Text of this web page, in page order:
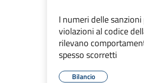
I numeri delle sanzioni
violazioni al codice
rilevano
spesso scorretti
Bilancio